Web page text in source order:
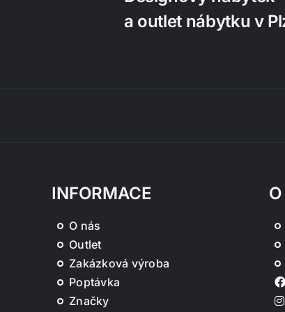
a outlet nábytku v
INFORMACE
O nás
Outlet
Zakázková výroba
Poptávka
Značky